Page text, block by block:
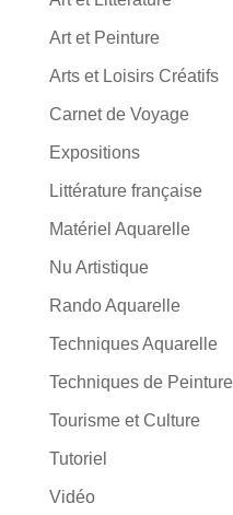
Art et Peinture
Arts et Loisirs Créatifs
Carnet de Voyage
Expositions
Littérature française
Matériel Aquarelle
Nu Artistique
Rando Aquarelle
Techniques Aquarelle
Techniques de Peinture
Tourisme et Culture
Tutoriel
Vidéo